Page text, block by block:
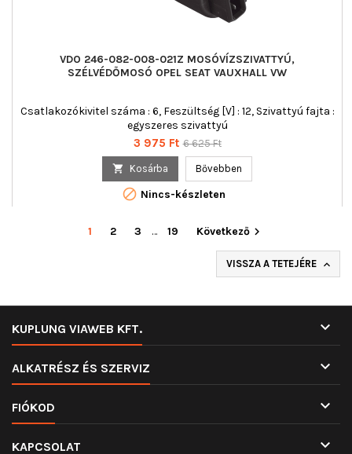
VDO 246-082-008-021Z MOSÓVÍZSZIVATTYÚ,
SZÉLVÉDŐMOSÓ OPEL SEAT VAUXHALL VW
Csatlakozókivitel száma : 6, Feszültség [V] : 12, Szivattyú fajta :
egyszeres szivattyú
Ár
3 975 Ft Normál
6 625 Ft
 Kosárba Bővebben
 Nincs-készleten
1 2 3 … 19 Következő 
VISSZA A TETEJÉRE 
KUPLUNG VIAWEB KFT. 
ALKATRÉSZ ÉS SZERVIZ 
FIÓKOD 
KAPCSOLAT 